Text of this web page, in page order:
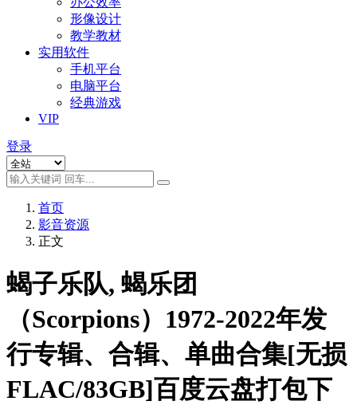
形像设计
教学教材
实用软件
手机平台
电脑平台
经典游戏
VIP
登录
首页
影音资源
正文
蝎子乐队, 蝎乐团
（Scorpions）1972-2022年发
行专辑、合辑、单曲合集[无损
FLAC/83GB]百度云盘打包下